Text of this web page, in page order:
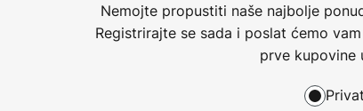
Nemojte propustiti naše najbolje
Registrirajte se sada i poslat ćemo
prve kupovine